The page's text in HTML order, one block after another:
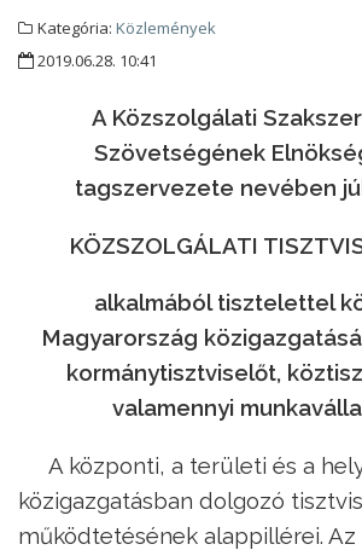
Kategória: Közlemények
2019.06.28. 10:41
A Közszolgálati
Szövetségének
tagszervezete nevében
KÖZSZOLGÁLATI
alkalmából tisztelettel
Magyarország
kormánytisztviselőt,
valamennyi
A központi, a területi és a
közigazgatásban dolgozó
működtetésének alappillérei.